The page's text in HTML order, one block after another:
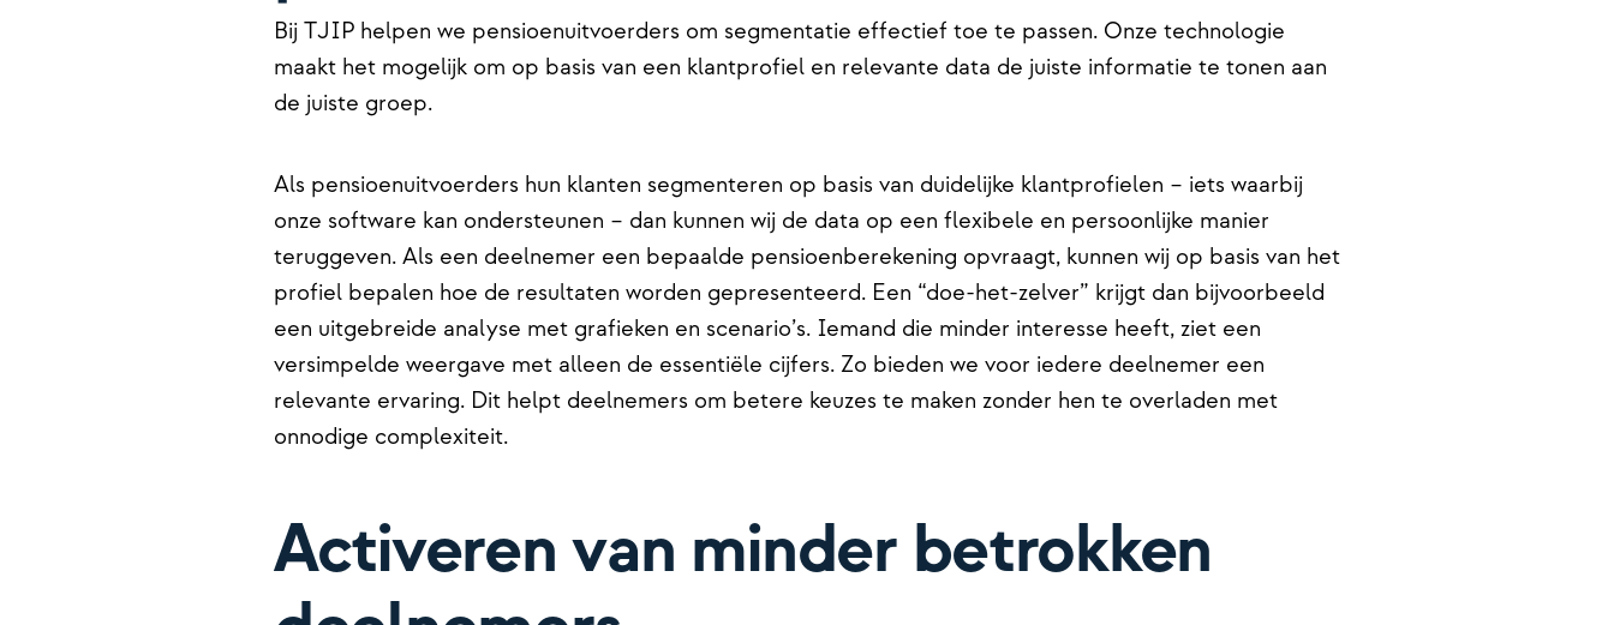
Bij TJIP helpen we pensioenuitvoerders om segmentatie effectief toe te passen. Onze technologie
maakt het mogelijk om op basis van een klantprofiel en relevante data de juiste informatie te tonen aan
de juiste groep.
Als pensioenuitvoerders hun klanten segmenteren op basis van duidelijke klantprofielen – iets waarbij
onze software kan ondersteunen – dan kunnen wij de data op een flexibele en persoonlijke manier
teruggeven. Als een deelnemer een bepaalde pensioenberekening opvraagt, kunnen wij op basis van het
profiel bepalen hoe de resultaten worden gepresenteerd. Een “doe-het-zelver” krijgt dan bijvoorbeeld
een uitgebreide analyse met grafieken en scenario’s. Iemand die minder interesse heeft, ziet een
versimpelde weergave met alleen de essentiële cijfers. Zo bieden we voor iedere deelnemer een
relevante ervaring. Dit helpt deelnemers om betere keuzes te maken zonder hen te overladen met
onnodige complexiteit.
Activeren van minder betrokken